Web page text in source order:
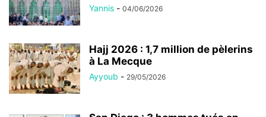
Yannis - 04/06/2026
Hajj 2026 : 1,7 million de pèlerins
à La Mecque
Ayyoub - 29/05/2026